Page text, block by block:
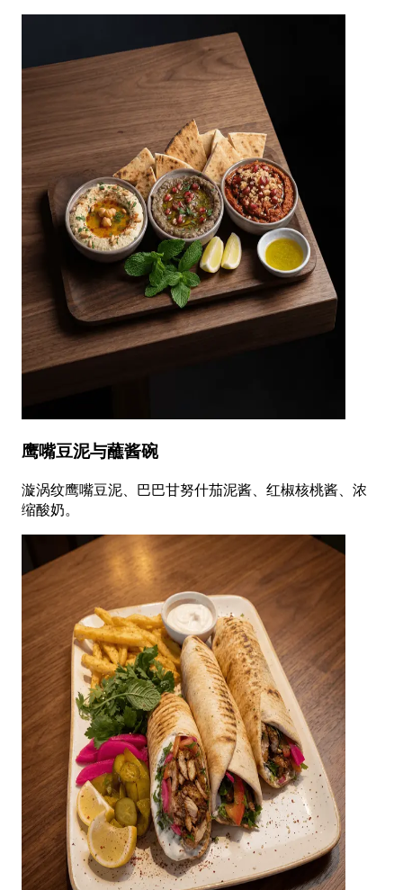
鹰嘴豆泥与蘸酱碗
漩涡纹鹰嘴豆泥、巴巴甘努什茄泥酱、红椒核桃酱、浓
缩酸奶。